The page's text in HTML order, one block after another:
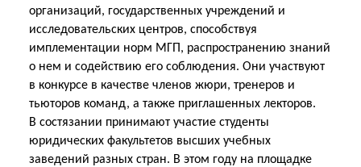
организаций, государственных учреждений и
исследовательских центров, способствуя
имплементации норм МГП, распространению знаний
о нем и содействию его соблюдения. Они участвуют
в конкурсе в качестве членов жюри, тренеров и
тьюторов команд, а также приглашенных лекторов.
В состязании принимают участие студенты
юридических факультетов высших учебных
заведений разных стран. В этом году на площадке